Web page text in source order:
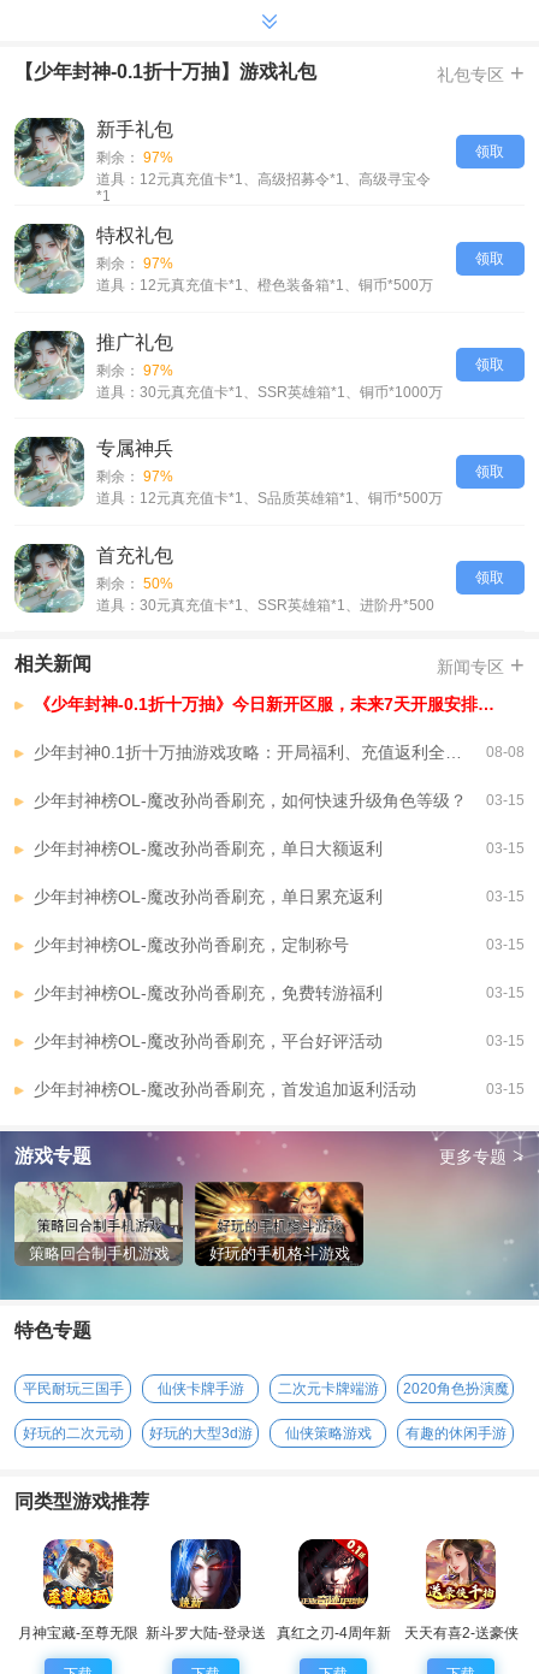
-充值比例1:100游戏货币，少年封神，全场充值永久0.1折，648元仅需
-首充豪礼，首充立得1000个648，海量仙玉每日花
-无限召唤，送十万连抽，海量召唤券，仙魔妖海量侍从必得
-免费特权，特权送送送，周卡月卡终生卡登录即得
-拯救蛇精，挑战BOSS必得SP幻化，战力福利，大量材料，稀有侍从免费
-登录豪礼，每日领幻化，大量召唤券，海量真充卡
【少年封神-0.1折十万抽】VIP介绍
【少年封神-0.1折十万抽】游戏礼包 礼包专区 +
领取
新手礼包
剩余： 97%
道具：12元真充值卡*1、高级招募令*1、高级寻宝令
*1
领取
特权礼包
剩余： 97%
道具：12元真充值卡*1、橙色装备箱*1、铜币*500万
领取
推广礼包
剩余： 97%
道具：30元真充值卡*1、SSR英雄箱*1、铜币*1000万
领取
专属神兵
剩余： 97%
道具：12元真充值卡*1、S品质英雄箱*1、铜币*500万
领取
首充礼包
剩余： 50%
道具：30元真充值卡*1、SSR英雄箱*1、进阶丹*500
相关新闻 新闻专区 +
《少年封神-0.1折十万抽》今日新开区服，未来7天开服安排，已开区服
08-08
少年封神榜OL-魔改孙尚香刷充，如何快速升级角色等级？ 03-15
少年封神榜OL-魔改孙尚香刷充，单日大额返利 03-15
少年封神榜OL-魔改孙尚香刷充，单日累充返利 03-15
少年封神榜OL-魔改孙尚香刷充，定制称号 03-15
少年封神榜OL-魔改孙尚香刷充，免费转游福利 03-15
少年封神榜OL-魔改孙尚香刷充，平台好评活动 03-15
少年封神榜OL-魔改孙尚香刷充，首发追加返利活动 03-15
游戏专题 更多专题 >
策略回合制手机游戏 好玩的手机格斗游戏
特色专题
平民耐玩三国手
游
仙侠卡牌手游 二次元卡牌端游
2020角色扮演魔
幻手游
好玩的二次元动
好玩的大型3d游
仙侠策略游戏 有趣的休闲手游
同类型游戏推荐
月神宝藏-至尊无限
券
新斗罗大陆-登录送
sss魂师
真红之刃-4周年新
版本0.1折
天天有喜2-送豪侠
千抽